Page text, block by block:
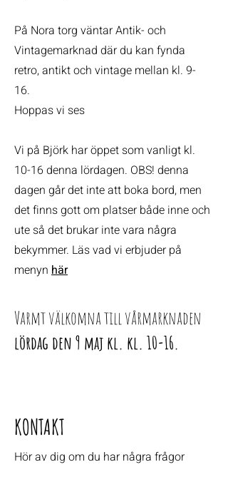
På Nora torg väntar Antik- och
Vintagemarknad där du kan fynda
retro, antikt och vintage mellan kl. 9-
16.
Hoppas vi ses
Vi på Björk har öppet som vanligt kl.
10-16 denna lördagen. OBS! denna
dagen går det inte att boka bord, men
det finns gott om platser både inne och
ute så det brukar inte vara några
bekymmer. Läs vad vi erbjuder på
menyn här
Varmt välkomna till vårmarknaden
lördag den 9 maj kl. kl. 10-16.
KONTAKT
Hör av dig om du har några frågor